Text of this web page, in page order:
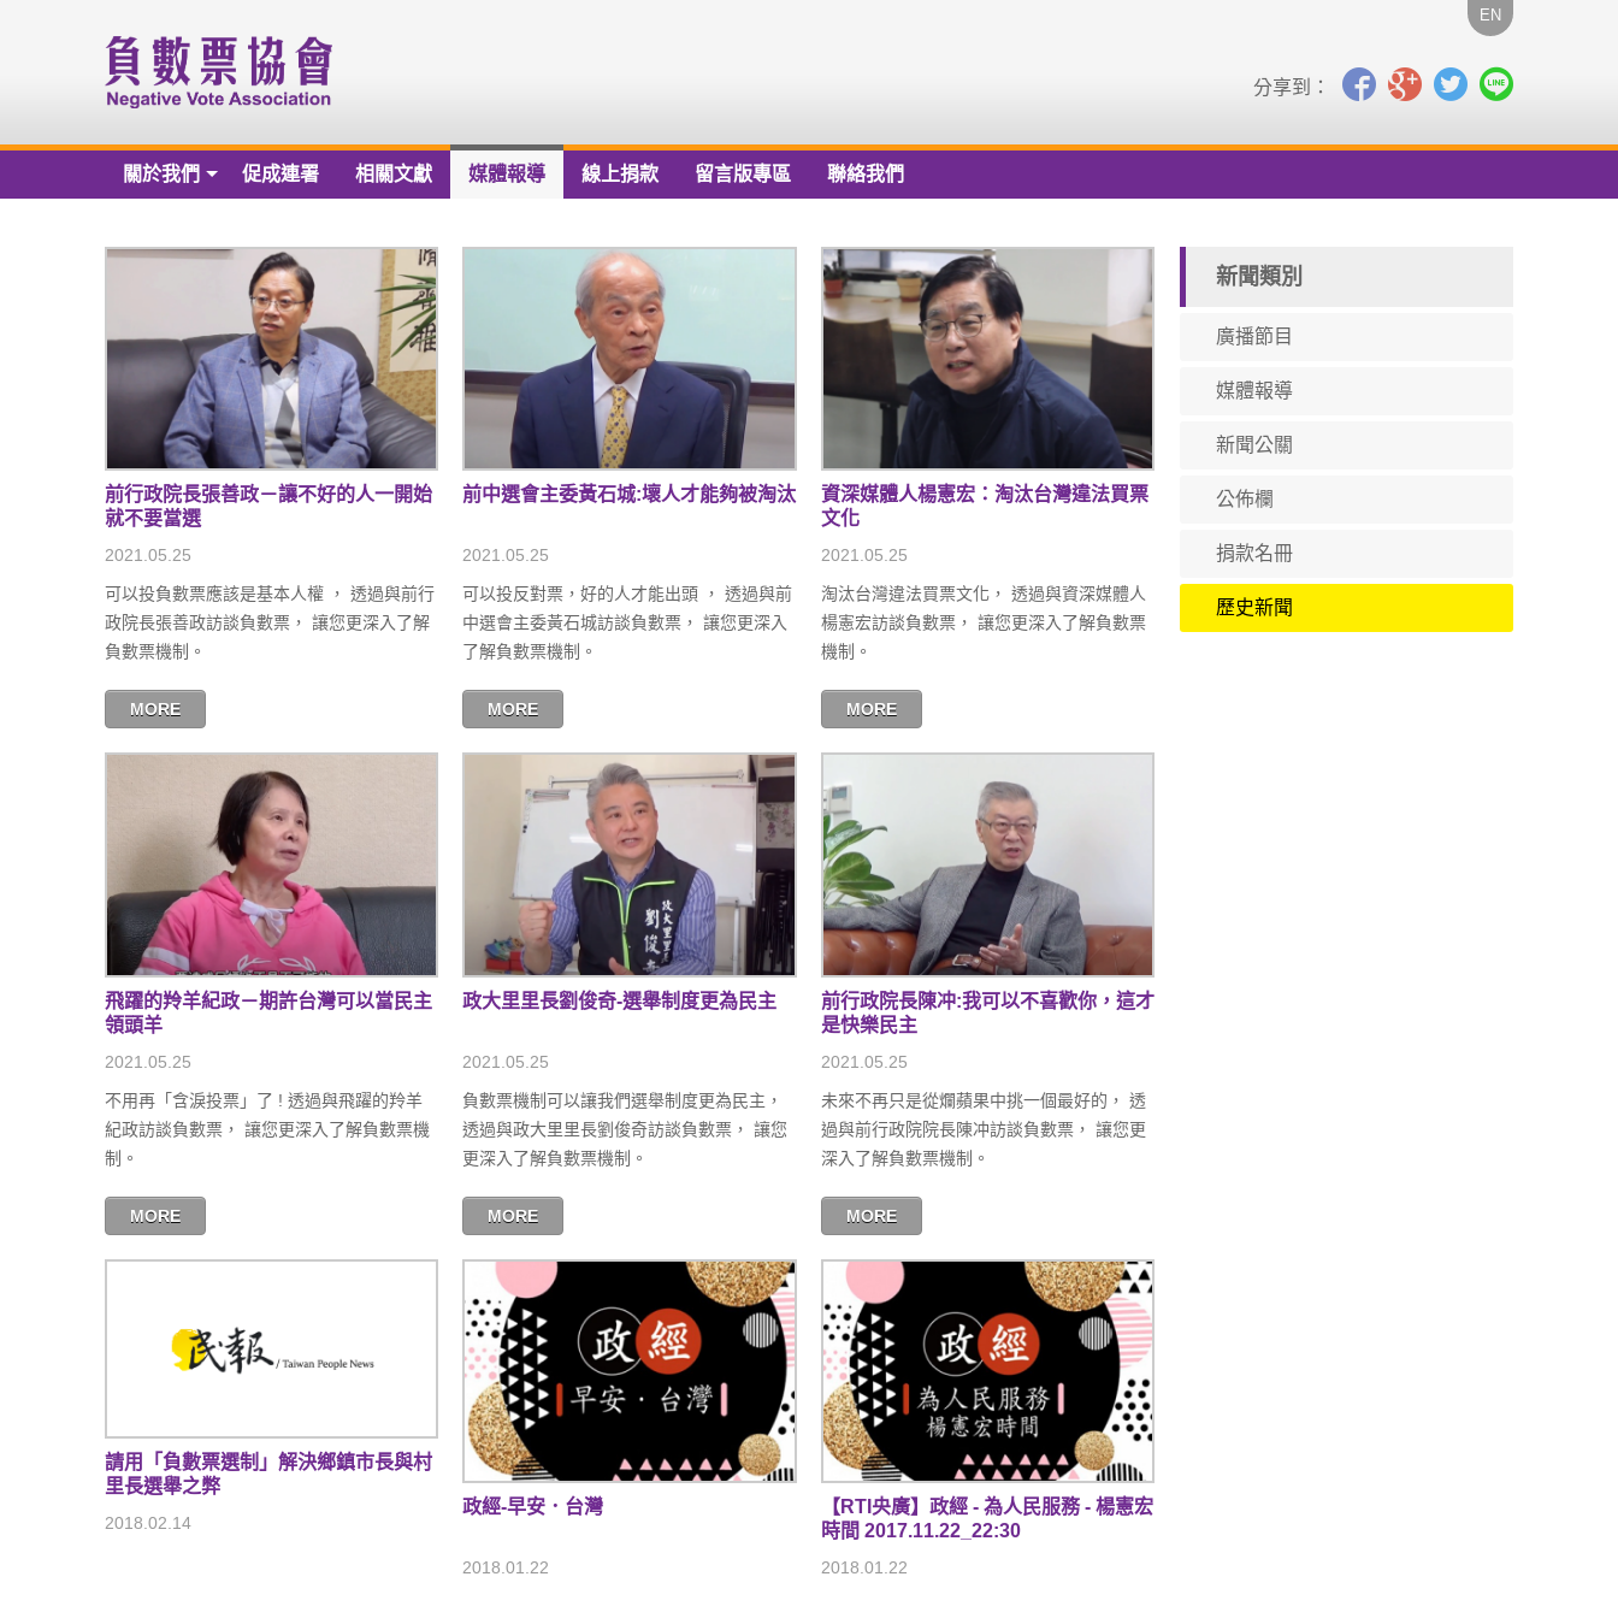
EN
分享到：
關於我們
負數票協會章程草案
負數票協會會員名冊
負數票協會第一屆理監事
歷年捐款芳名錄
財務報告
促成連署 相關文獻 媒體報導 線上捐款 留言版專區 聯絡我們
前行政院長張善政－讓不好的人一開始
就不要當選
2021.05.25
可以投負數票應該是基本人權 ， 透過與前行
政院長張善政訪談負數票， 讓您更深入了解
負數票機制。
MORE
前中選會主委黃石城:壞人才能夠被淘汰
2021.05.25
可以投反對票，好的人才能出頭 ， 透過與前
中選會主委黃石城訪談負數票， 讓您更深入
了解負數票機制。
MORE
資深媒體人楊憲宏：淘汰台灣違法買票
文化
2021.05.25
淘汰台灣違法買票文化， 透過與資深媒體人
楊憲宏訪談負數票， 讓您更深入了解負數票
機制。
MORE
飛躍的羚羊紀政－期許台灣可以當民主
領頭羊
2021.05.25
不用再「含淚投票」了 ! 透過與飛躍的羚羊
紀政訪談負數票， 讓您更深入了解負數票機
制。
MORE
政大里里長劉俊奇-選舉制度更為民主
2021.05.25
負數票機制可以讓我們選舉制度更為民主，
透過與政大里里長劉俊奇訪談負數票， 讓您
更深入了解負數票機制。
MORE
前行政院長陳冲:我可以不喜歡你，這才
是快樂民主
2021.05.25
未來不再只是從爛蘋果中挑一個最好的， 透
過與前行政院院長陳冲訪談負數票， 讓您更
深入了解負數票機制。
MORE
請用「負數票選制」解決鄉鎮市長與村
里長選舉之弊
2018.02.14
政經-早安．台灣
2018.01.22
【RTI央廣】政經 - 為人民服務 - 楊憲宏
時間 2017.11.22_22:30
2018.01.22
新聞類別
廣播節目
媒體報導
新聞公關
公佈欄
捐款名冊
歷史新聞